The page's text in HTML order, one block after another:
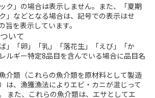
ク」の場合は表示しません。また、「夏期
」などとなる場合は、記号での表示はせ
旨を表示しています。
いて
」「卵」「乳」「落花生」「えび」「か
ルギー特定8品目を含んでいる場合に品目名
介類（これらの魚介類を原材料として製造
は、漁獲漁法によりエビ・カニが混じって
また、これらの魚介類は、エサとしてエ